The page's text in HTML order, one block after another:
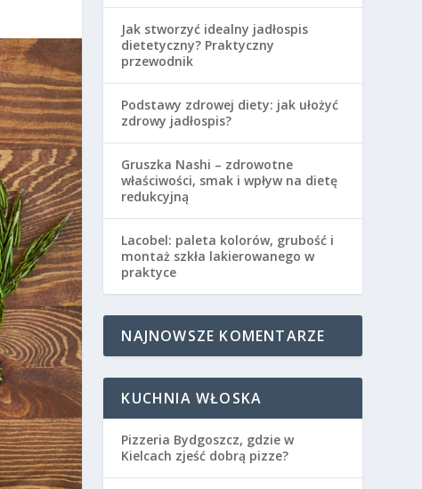
Jak stworzyć idealny jadłospis
dietetyczny? Praktyczny
przewodnik
Podstawy zdrowej diety: jak ułożyć
zdrowy jadłospis?
Gruszka Nashi – zdrowotne
właściwości, smak i wpływ na dietę
redukcyjną
Lacobel: paleta kolorów, grubość i
montaż szkła lakierowanego w
praktyce
NAJNOWSZE KOMENTARZE
KUCHNIA WŁOSKA
Pizzeria Bydgoszcz, gdzie w
Kielcach zjeść dobrą pizze?